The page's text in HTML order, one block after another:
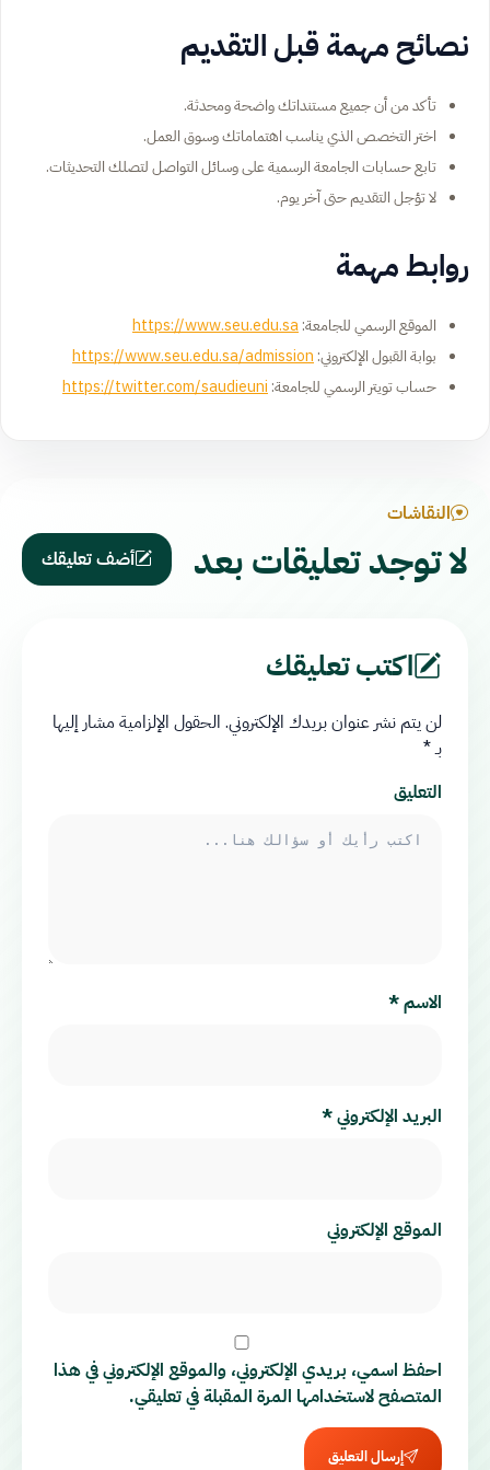
نصائح مهمة قبل التقديم
تأكد من أن جميع مستنداتك واضحة ومحدثة.
اختر التخصص الذي يناسب اهتماماتك وسوق العمل.
تابع حسابات الجامعة الرسمية على وسائل التواصل لتصلك التحديثات.
لا تؤجل التقديم حتى آخر يوم.
روابط مهمة
الموقع الرسمي للجامعة:https://www.seu.edu.sa
بوابة القبول الإلكتروني: https://www.seu.edu.sa/admission
حساب تويتر الرسمي للجامعة: https://twitter.com/saudieuni
النقاشات
لا توجد تعليقات بعد أضف تعليقك
اكتب تعليقك
لن يتم نشر عنوان بريدك الإلكتروني. الحقول الإلزامية مشار إليها
بـ*
التعليق
الاسم*
البريد الإلكتروني*
الموقع الإلكتروني
احفظ اسمي، بريدي الإلكتروني، والموقع الإلكتروني في هذا
المتصفح لاستخدامها المرة المقبلة في تعليقي.
إرسال التعليق